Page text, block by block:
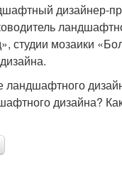
дизайнер-
студии мозаики
ландшафтного
дизайна?